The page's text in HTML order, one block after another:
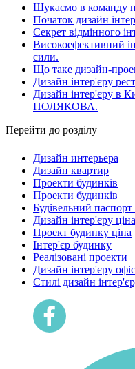
Шукаємо в команду
Початок дизайн
Секрет відмінного
Високоефективний
сили.
Що таке дизайн-
Дизайн інтер'єру
Дизайн інтер'єру в
ПОЛЯКОВА.
Перейти до розділу
Дизайн интерьера
Дизайн квартир
Проекти будинків
Проекти будинків
Будівельний
Дизайн інтер'єру ціна
Проект будинку ціна
Інтер'єр будинку
Реалізовані проекти
Дизайн інтер'єру
Cтилі дизайн